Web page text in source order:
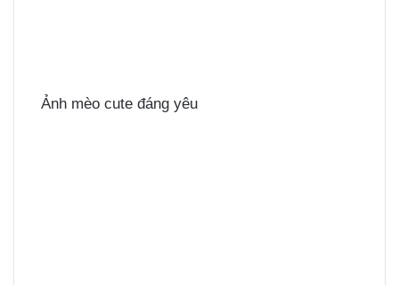
Ảnh mèo cute đáng yêu